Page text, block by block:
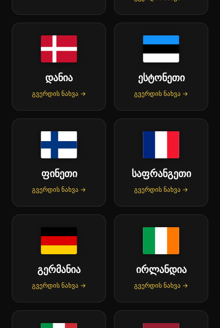
დანია
გვერდის ნახვა →
ესტონეთი
გვერდის ნახვა →
ფინეთი
გვერდის ნახვა →
საფრანგეთი
გვერდის ნახვა →
გერმანია
გვერდის ნახვა →
ირლანდია
გვერდის ნახვა →